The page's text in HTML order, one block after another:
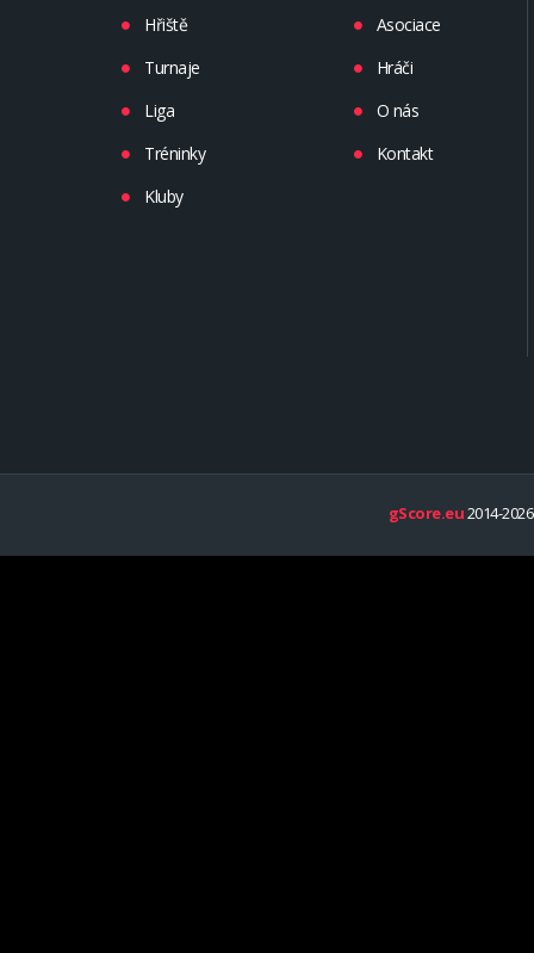
Hřiště
Turnaje
Liga
Tréninky
Kluby
Asociace
Hráči
O nás
Kontakt
gScore.eu2014-